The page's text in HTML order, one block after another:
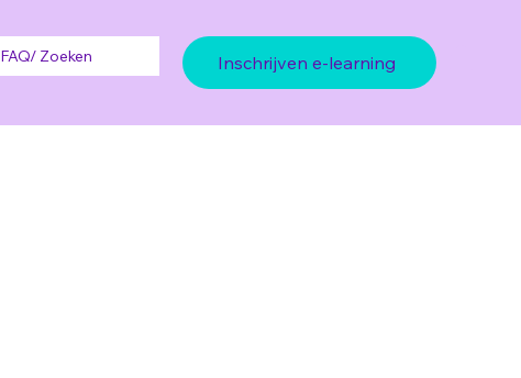
FAQ/ Zoeken Inschrijven e-learning